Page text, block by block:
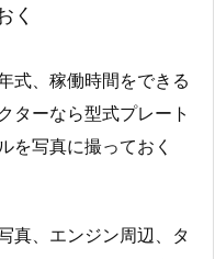
く
式、稼働時間をできる
ターなら型式プレート
を写真に撮っておく
真、エンジン周辺、タ